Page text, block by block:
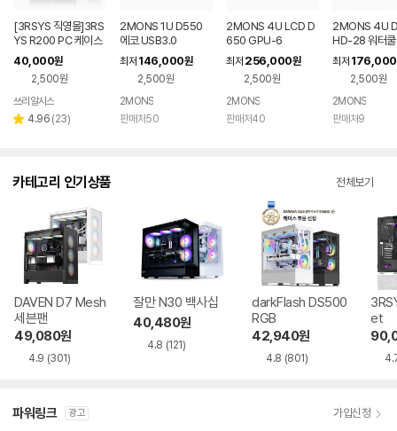
[3RSYS 직영몰]3RS
YS R200 PC 케이스
40,000원
2,500원
쓰리알시스
별 4.96 리
(23)
2MONS 1U D550
에코 USB3.0
최저 146,000원
2,500원
2MONS
판매처50
2MONS 4U LCD D
650 GPU-6
최저 256,000원
2,500원
2MONS
판매처40
2MONS 4U
HD-28 워터쿨
최저 176,000
2,500원
2MONS
판매처9
카테고리 인기상품 전체보기
DAVEN D7 Mesh
세븐팬
49,080원
4.9 (301)
잘만 N30 백사십
40,480원
4.8 (121)
darkFlash DS500
RGB
42,940원
4.8 (801)
et
파워링크 광고 가입신청